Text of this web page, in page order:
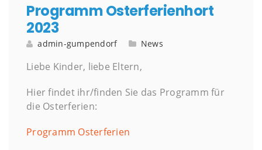
Programm Osterferienhort
2023
admin-gumpendorf News
Liebe Kinder, liebe Eltern,
Hier findet ihr/finden Sie das Programm für
die Osterferien:
Programm Osterferien